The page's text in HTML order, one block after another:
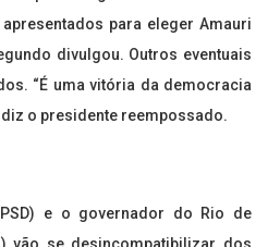
para eleger Amauri
divulgou. Outros eventuais
“É uma vitória da democracia
o presidente reempossado.
e o governador do Rio de